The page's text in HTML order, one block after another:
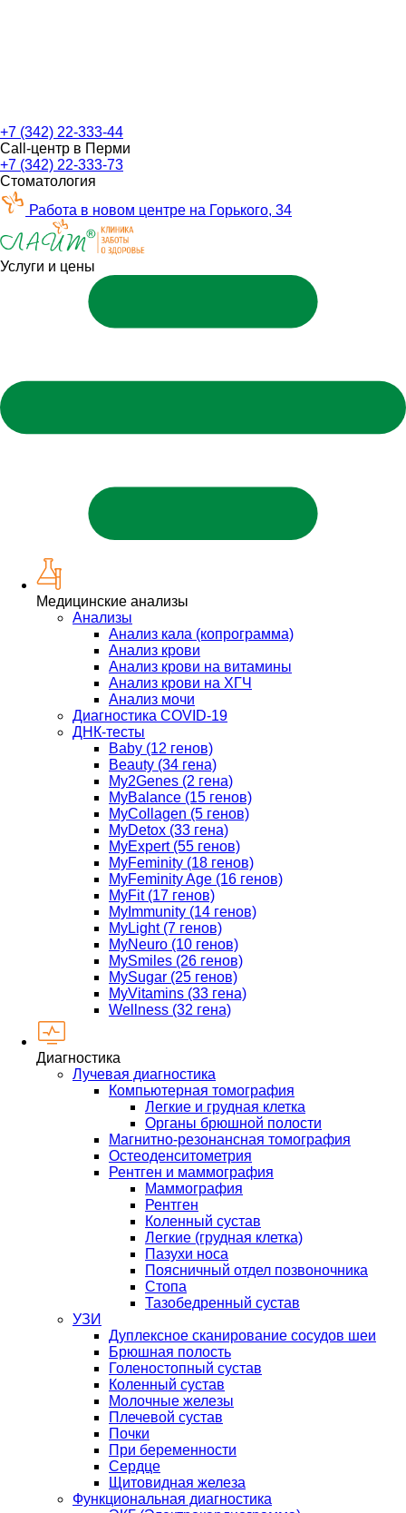
+7 (342) 22-333-44
Call-центр в Перми
+7 (342) 22-333-73
Стоматология
Работа в новом центре на Горького, 34
Услуги и цены
Медицинские анализы
Анализы
Анализ кала (копрограмма)
Анализ крови
Анализ крови на витамины
Анализ крови на ХГЧ
Анализ мочи
Диагностика COVID-19
ДНК-тесты
Baby (12 генов)
Beauty (34 гена)
My2Genes (2 гена)
MyBalance (15 генов)
MyCollagen (5 генов)
MyDetox (33 гена)
MyExpert (55 генов)
MyFeminity (18 генов)
MyFeminity Age (16 генов)
MyFit (17 генов)
MyImmunity (14 генов)
MyLight (7 генов)
MyNeuro (10 генов)
MySmiles (26 генов)
MySugar (25 генов)
MyVitamins (33 гена)
Wellness (32 гена)
Диагностика
Лучевая диагностика
Компьютерная томография
Легкие и грудная клетка
Органы брюшной полости
Магнитно-резонансная томография
Остеоденситометрия
Рентген и маммография
Маммография
Рентген
Коленный сустав
Легкие (грудная клетка)
Пазухи носа
Поясничный отдел позвоночника
Стопа
Тазобедренный сустав
УЗИ
Дуплексное сканирование сосудов шеи
Брюшная полость
Голеностопный сустав
Коленный сустав
Молочные железы
Плечевой сустав
Почки
При беременности
Сердце
Щитовидная железа
Функциональная диагностика